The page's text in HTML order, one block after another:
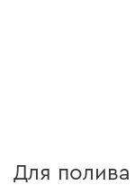
Для полива